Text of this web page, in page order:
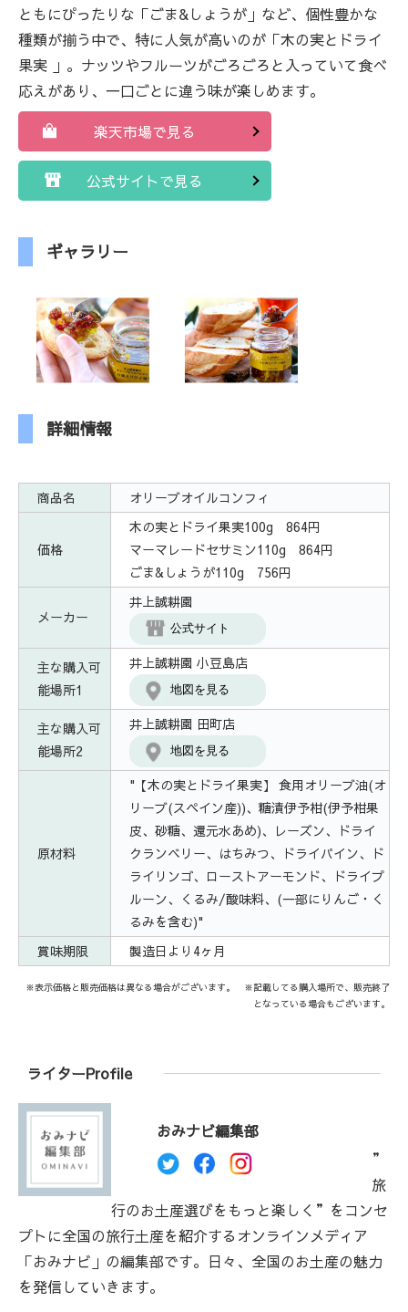
ともにぴったりな「ごま&しょうが」など、個性豊かな
種類が揃う中で、特に人気が高いのが「木の実とドライ
果実 」。ナッツやフルーツがごろごろと入っていて食べ
応えがあり、一口ごとに違う味が楽しめます。
楽天市場で見る
公式サイトで見る
ギャラリー
詳細情報
商品名 オリーブオイルコンフィ
価格
木の実とドライ果実100g 864円
マーマレードセサミン110g 864円
ごま&しょうが110g 756円
メーカー
井上誠耕園
公式サイト
主な購入可
能場所1
井上誠耕園 小豆島店
地図を見る
主な購入可
能場所2
井上誠耕園 田町店
地図を見る
原材料
"【木の実とドライ果実】 食用オリーブ油(オ
リーブ(スペイン産))、糖漬伊予柑(伊予柑果
皮、砂糖、還元水あめ)、レーズン、ドライ
クランベリー、はちみつ、ドライパイン、ド
ライリンゴ、ローストアーモンド、ドライプ
ルーン、くるみ/酸味料、(一部にりんご・く
るみを含む)"
賞味期限
製造日より4ヶ月
※表示価格と販売価格は異なる場合がございます。 ※記載してる購入場所で、販売終了
となっている場合もございます。
ライターProfile
おみナビ編集部
”
旅
行のお土産選びをもっと楽しく”をコンセ
プトに全国の旅行土産を紹介するオンラインメディア
「おみナビ」の編集部です。日々、全国のお土産の魅力
を発信していきます。